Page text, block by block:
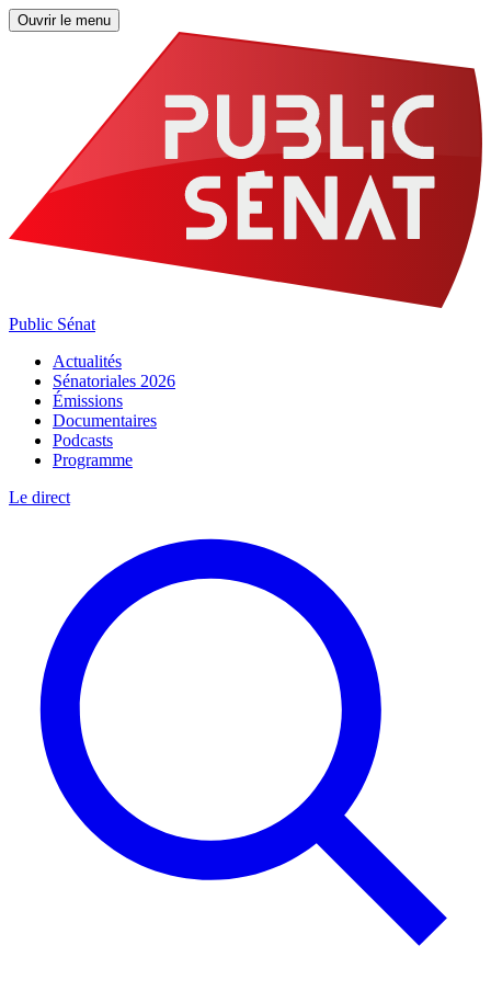
Ouvrir le menu
Public Sénat
Actualités
Sénatoriales 2026
Émissions
Documentaires
Podcasts
Programme
Le direct